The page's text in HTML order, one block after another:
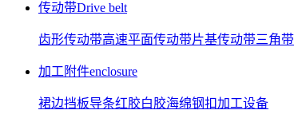
传动带Drive belt
齿形传动带高速平面传动带片基传动带三角带
加工附件enclosure
裙边挡板导条红胶白胶海绵钢扣加工设备